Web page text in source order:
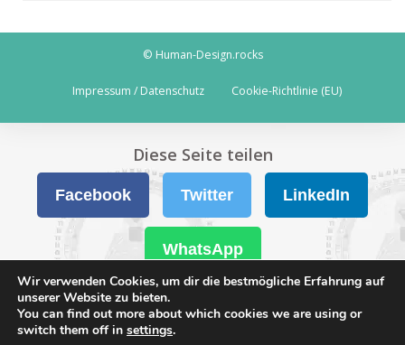
© Human-Design.rocks
Impressum / Datenschutz Cookie-Richtlinie (EU)
Wir verwenden Cookies, um dir die bestmögliche Erfahrung auf
unserer Website zu bieten.
You can find out more about which cookies we are using or
switch them off in settings.
Diese Seite teilen
Facebook Twitter LinkedIn
WhatsApp